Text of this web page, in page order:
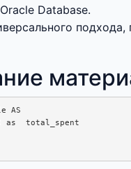
Database.
AS
as  total_spent